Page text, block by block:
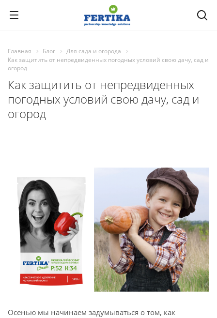
Главная Блог
Для сада и огорода
Как защитить от непредвиденных погодных условий свою дачу, сад и
огород
Как защитить от непредвиденных
погодных условий свою дачу, сад и
огород
Осенью мы начинаем задумываться о том, как